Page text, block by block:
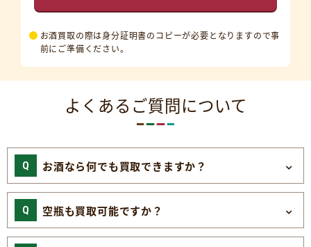
お酒買取の際は身分証明書のコピーが必要となりますので事
前にご準備ください。
よくあるご質問について
お酒なら何でも買取できますか？
空瓶も買取可能ですか？